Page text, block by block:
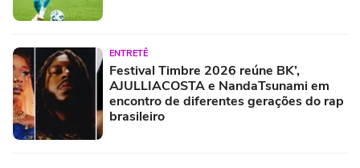
ENTRETÊ
Festival Timbre 2026 reúne BK’,
AJULLIACOSTA e NandaTsunami em
encontro de diferentes gerações do rap
brasileiro